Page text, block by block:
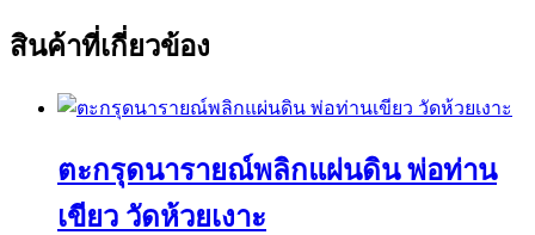
สินค้าที่เกี่ยวข้อง
ตะกรุดนารายณ์พลิกแผ่นดิน พ่อท่าน
เขียว วัดห้วยเงาะ